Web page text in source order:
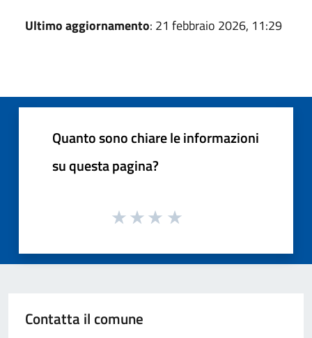
Ultimo aggiornamento: 21 febbraio 2026, 11:29
Quanto sono chiare le informazioni
su questa pagina?
Contatta il comune